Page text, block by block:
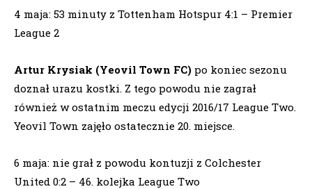
4 maja: 53 minuty z Tottenham Hotspur 4:1 – Premier
League 2
Artur Krysiak (Yeovil Town FC) po koniec sezonu
doznał urazu kostki. Z tego powodu nie zagrał
również w ostatnim meczu edycji 2016/17 League Two.
Yeovil Town zajęło ostatecznie 20. miejsce.
6 maja: nie grał z powodu kontuzji z Colchester
United 0:2 – 46. kolejka League Two